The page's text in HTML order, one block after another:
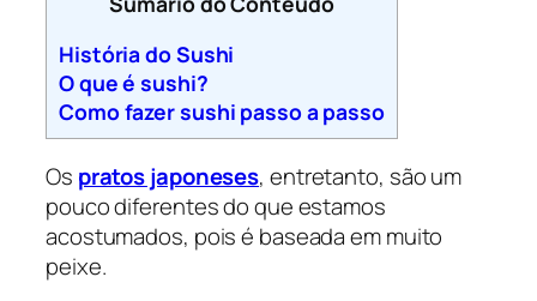
História do Sushi
O que é sushi?
Como fazer sushi passo a passo
Os pratos japoneses, entretanto, são um
pouco diferentes do que estamos
acostumados, pois é baseada em muito
peixe.